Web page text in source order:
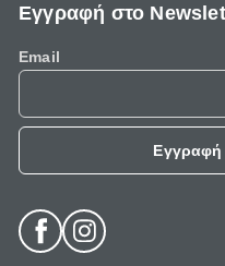
Εγγραφή στο
Email
Εγγραφή